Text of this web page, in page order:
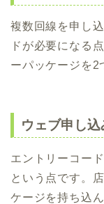
複数回線を申し
ドが必要になる
ーパッケージを2
ウェブ申し
エントリーコー
という点です。
ケージを持ち込